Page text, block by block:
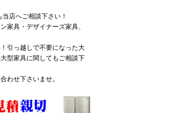
店へご相談下さい！
家具・デザイナーズ家具、
引っ越しで不要になった大
型家具に関してもご相談下
わせ下さいませ。